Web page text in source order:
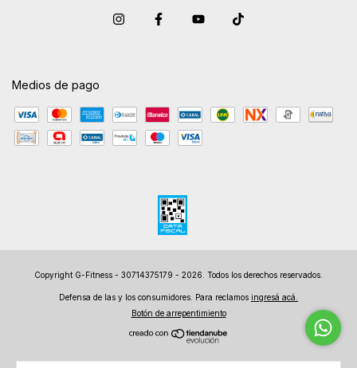
Medios de pago
Copyright G-Fitness - 30714375179 - 2026. Todos los derechos reservados.
Defensa de las y los consumidores. Para reclamos ingresá acá.
Botón de arrepentimiento